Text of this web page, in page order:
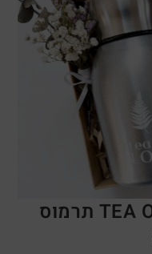
מתנה אישית- TEA OF LOVE תרמוס